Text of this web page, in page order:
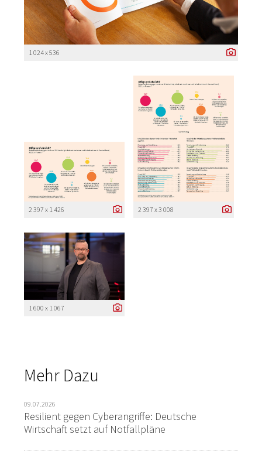
1 024 x 536
2 397 x 1 426 2 397 x 3 008
1 600 x 1 067
Mehr Dazu
09.07.2026
Resilient gegen Cyberangriffe: Deutsche
Wirtschaft setzt auf Notfallpläne